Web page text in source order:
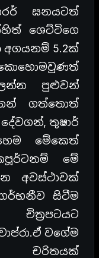
ඝනයටත්
ශෙට්ටිගෙ
අගයනම් 5.2ක්
පුළුවන්
ගත්තොත්
තුෂාර්
මේකෙත්
මේ
අවස්ථාවක්
සිටීම
චිත්‍රපටයට
වගේම